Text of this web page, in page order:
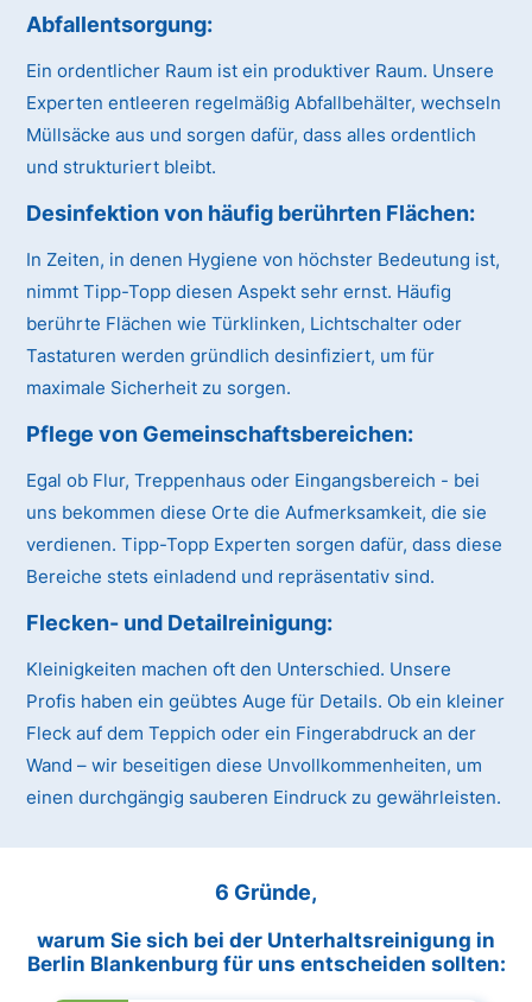
Abfallentsorgung:
Ein ordentlicher Raum ist ein produktiver Raum. Unsere
Experten entleeren regelmäßig Abfallbehälter, wechseln
Müllsäcke aus und sorgen dafür, dass alles ordentlich
und strukturiert bleibt.
Desinfektion von häufig berührten Flächen:
In Zeiten, in denen Hygiene von höchster Bedeutung ist,
nimmt Tipp-Topp diesen Aspekt sehr ernst. Häufig
berührte Flächen wie Türklinken, Lichtschalter oder
Tastaturen werden gründlich desinfiziert, um für
maximale Sicherheit zu sorgen.
Pflege von Gemeinschaftsbereichen:
Egal ob Flur, Treppenhaus oder Eingangsbereich - bei
uns bekommen diese Orte die Aufmerksamkeit, die sie
verdienen. Tipp-Topp Experten sorgen dafür, dass diese
Bereiche stets einladend und repräsentativ sind.
Flecken- und Detailreinigung:
Kleinigkeiten machen oft den Unterschied. Unsere
Profis haben ein geübtes Auge für Details. Ob ein kleiner
Fleck auf dem Teppich oder ein Fingerabdruck an der
Wand – wir beseitigen diese Unvollkommenheiten, um
einen durchgängig sauberen Eindruck zu gewährleisten.
6 Gründe,
warum Sie sich bei der Unterhaltsreinigung in
Berlin Blankenburg für uns entscheiden sollten: